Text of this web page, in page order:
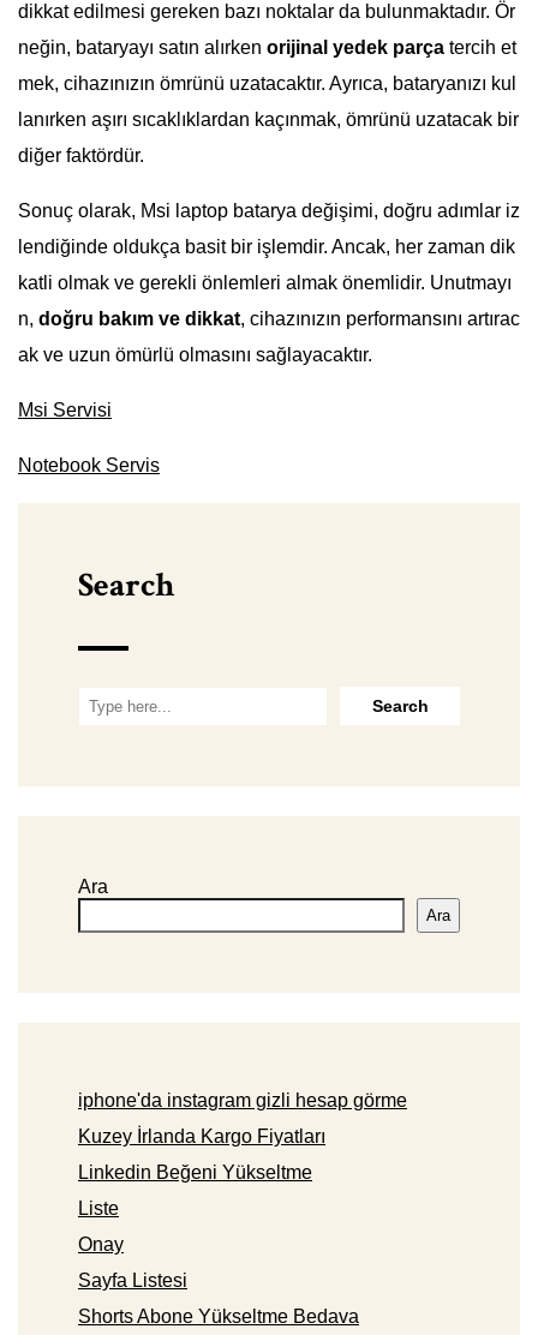
dikkat edilmesi gereken bazı noktalar da bulunmaktadır. Ör
neğin, bataryayı satın alırken orijinal yedek parça tercih et
mek, cihazınızın ömrünü uzatacaktır. Ayrıca, bataryanızı kul
lanırken aşırı sıcaklıklardan kaçınmak, ömrünü uzatacak bir
diğer faktördür.
Sonuç olarak, Msi laptop batarya değişimi, doğru adımlar iz
lendiğinde oldukça basit bir işlemdir. Ancak, her zaman dik
katli olmak ve gerekli önlemleri almak önemlidir. Unutmayı
n, doğru bakım ve dikkat, cihazınızın performansını artırac
ak ve uzun ömürlü olmasını sağlayacaktır.
Msi Servisi
Notebook Servis
Search
Ara
Ara
iphone'da instagram gizli hesap görme
Kuzey İrlanda Kargo Fiyatları
Linkedin Beğeni Yükseltme
Liste
Onay
Sayfa Listesi
Shorts Abone Yükseltme Bedava